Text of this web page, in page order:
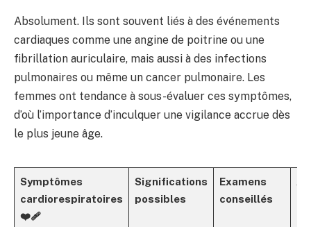
Absolument. Ils sont souvent liés à des événements
cardiaques comme une angine de poitrine ou une
fibrillation auriculaire, mais aussi à des infections
pulmonaires ou même un cancer pulmonaire. Les
femmes ont tendance à sous-évaluer ces symptômes,
d’où l’importance d’inculquer une vigilance accrue dès
le plus jeune âge.
Symptômes
cardiorespiratoires
❤️‍🩹
Significations
possibles
Examens
conseillés